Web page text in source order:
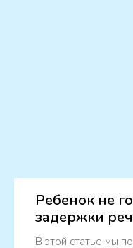
Ребенок не
задержки
В этой статье мы